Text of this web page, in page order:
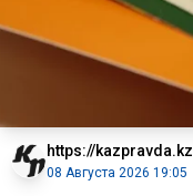
https://kazpravda.kz
08 Августа 2026 19:05